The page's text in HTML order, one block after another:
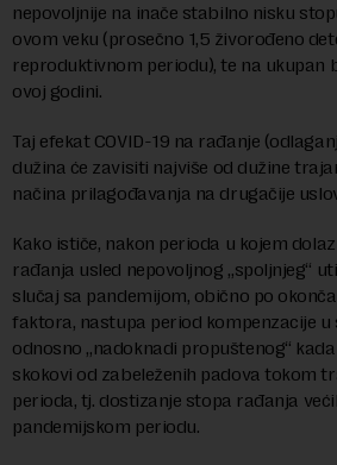
nepovoljnije na inače stabilno nisku
ovom veku (prosečno 1,5 živorođeno
reproduktivnom periodu), te na ukupan
ovoj godini.
Taj efekat COVID-19 na rađanje
dužina će zavisiti najviše od dužine
načina prilagođavanja na drugačije
Kako ističe, nakon perioda u kojem
rađanja usled nepovoljnog „spoljnjeg“
slučaj sa pandemijom, obično po
faktora, nastupa period kompenzacije
odnosno „nadoknadi propuštenog“
skokovi od zabeleženih padova tokom
perioda, tj. dostizanje stopa rađanja
pandemijskom periodu.